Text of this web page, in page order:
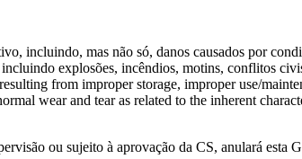
incluindo, mas não só, danos causados por
explosões, incêndios, motins, conflitos
from improper storage, improper use/
wear and tear as related to the inherent
ou sujeito à aprovação da CS, anulará esta